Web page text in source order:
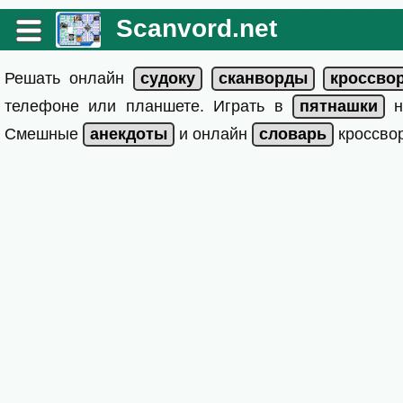
Scanvord.net
Решать онлайн
телефоне или планшете. Играть в
Смешные
и онлайн